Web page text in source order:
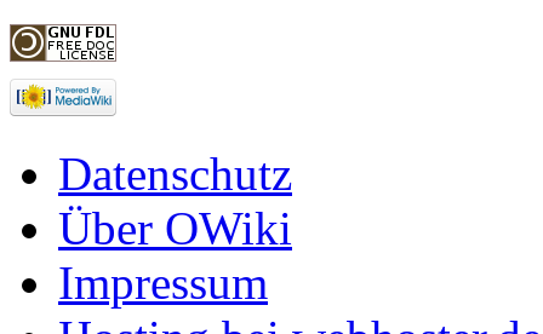
Datenschutz
Über OWiki
Impressum